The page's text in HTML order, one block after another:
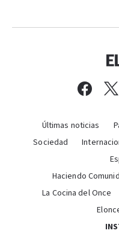
Últimas noticias
Sociedad
Haciendo
La Cocina del Once